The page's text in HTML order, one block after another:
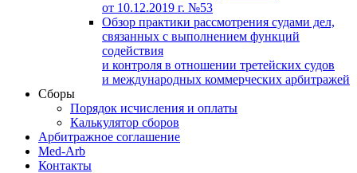
от 10.12.2019 г. №53
Обзор практики рассмотрения судами дел,
связанных с выполнением функций
содействия
и контроля в отношении третейских судов
и международных коммерческих арбитражей
Сборы
Порядок исчисления и оплаты
Калькулятор сборов
Арбитражное соглашение
Med-Arb
Контакты